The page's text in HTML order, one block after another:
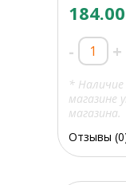
184.00
- +
*
магазине
магазина.
Отзывы